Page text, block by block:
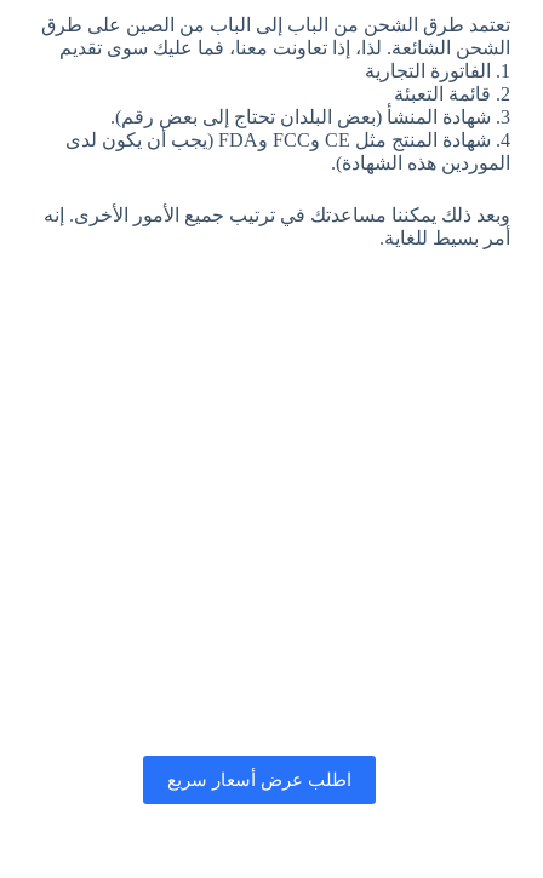
تعتمد طرق الشحن من الباب إلى الباب من الصين على طرق
الشحن الشائعة. لذا، إذا تعاونت معنا، فما عليك سوى تقديم
1. الفاتورة التجارية
2. قائمة التعبئة
3. شهادة المنشأ (بعض البلدان تحتاج إلى بعض رقم).
4. شهادة المنتج مثل CE وFCC وFDA (يجب أن يكون لدى
الموردين هذه الشهادة).
وبعد ذلك يمكننا مساعدتك في ترتيب جميع الأمور الأخرى. إنه
أمر بسيط للغاية.
اطلب عرض أسعار سريع